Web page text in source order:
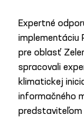
Expertné
implementáciu
pre oblasť
spracovali
klimatickej
informačného
predstaviteľom